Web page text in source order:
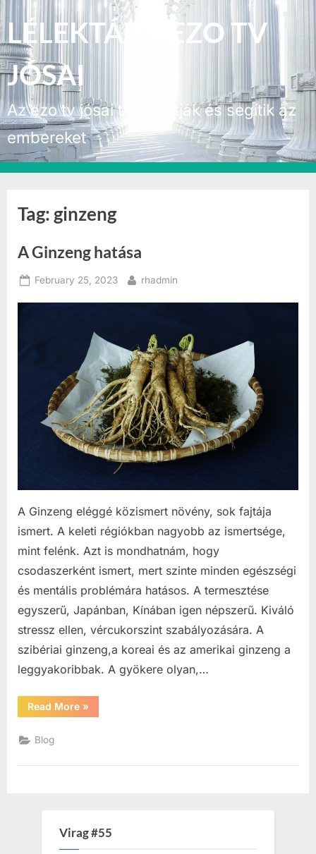
to
content
LÉLEKTÁR – EZO TV
JÓSAI
Az ezo tv jósai támogatják és segítik az
embereket
Tag: ginzeng
A Ginzeng hatása
Posted
February 25, 2023 By
rhadmin
A Ginzeng eléggé közismert növény, sok fajtája
ismert. A keleti régiókban nagyobb az ismertsége,
mint felénk. Azt is mondhatnám, hogy
csodaszerként ismert, mert szinte minden egészségi
és mentális problémára hatásos. A termesztése
egyszerű, Japánban, Kínában igen népszerű. Kiváló
stressz ellen, vércukorszint szabályozására. A
szibériai ginzeng,a koreai és az amerikai ginzeng a
leggyakoribbak. A gyökere olyan,…
Read More“A
Ginzeng
»
Blog
Virag #55